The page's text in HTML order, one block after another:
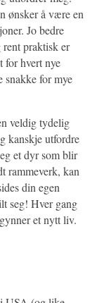
ønsker å være en
Jo bedre
praktisk er
for hvert nye
snakke for mye
veldig tydelig
kanskje utfordre
et dyr som blir
rammeverk, kan
din egen
seg! Hver gang
et nytt liv.